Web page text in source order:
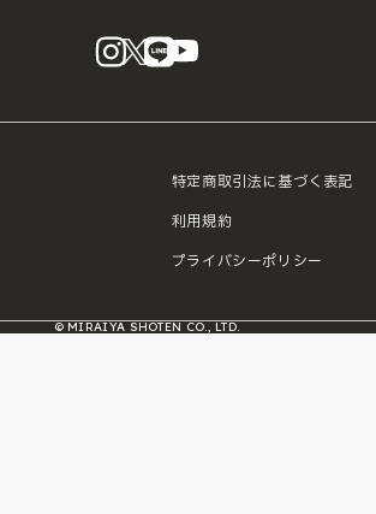
instagram
X LINE
特定商取引法に基づく表記
利用規約
プライバシーポリシー
© MIRAIYA SHOTEN CO., LTD.